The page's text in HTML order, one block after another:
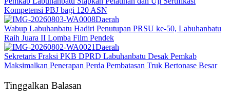
Kompetensi PBJ bagi 120 ASN
Daerah
Wabup Labuhanbatu Hadiri Penutupan PRSU ke-50, Labuhanbatu
Raih Juara II Lomba Film Pendek
Daerah
Sekretaris Fraksi PKB DPRD Labuhanbatu Desak Pemkab
Maksimalkan Penerapan Perda Pembatasan Truk Bertonase Besar
Tinggalkan Balasan